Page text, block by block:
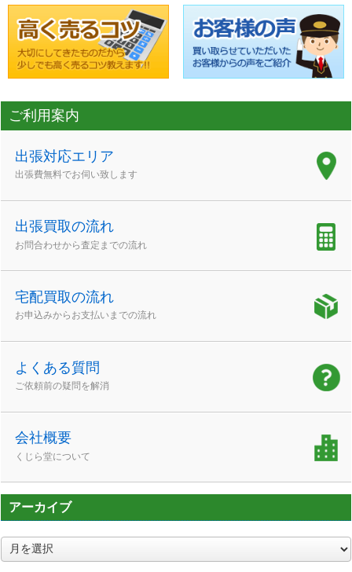
ご利用案内
出張対応エリア
出張費無料でお伺い致します
出張買取の流れ
お問合わせから査定までの流れ
宅配買取の流れ
お申込みからお支払いまでの流れ
よくある質問
ご依頼前の疑問を解消
会社概要
くじら堂について
アーカイブ
ア
ー